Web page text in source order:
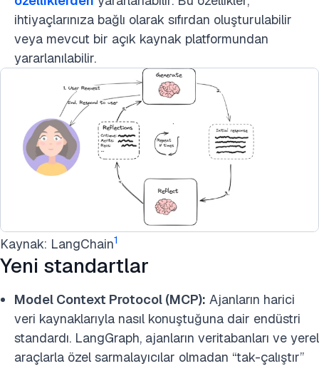
ihtiyaçlarınıza bağlı olarak sıfırdan oluşturulabilir
veya mevcut bir açık kaynak platformundan
yararlanılabilir.
Kaynak: LangChain1
Yeni standartlar
Model Context Protocol (MCP): Ajanların harici
veri kaynaklarıyla nasıl konuştuğuna dair endüstri
standardı. LangGraph, ajanların veritabanları ve yerel
araçlarla özel sarmalayıcılar olmadan “tak-çalıştır”